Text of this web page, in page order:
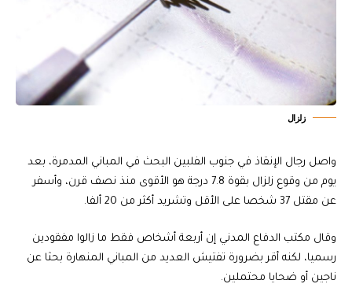
زلزال
واصل رجال الإنقاذ في جنوب الفلبين البحث في المباني المدمرة، بعد
يوم من وقوع زلزال بقوة 7.8 درجة هو الأقوى منذ نصف قرن، وأسفر
عن مقتل 37 شخصا على الأقل وتشريد أكثر من 20 ألفا.
وقال مكتب الدفاع المدني إن أربعة أشخاص فقط ما زالوا مفقودين
رسميا، لكنه أقر بضرورة تفتيش العديد من المباني المنهارة بحثا عن
ناجين أو ضحايا محتملين.